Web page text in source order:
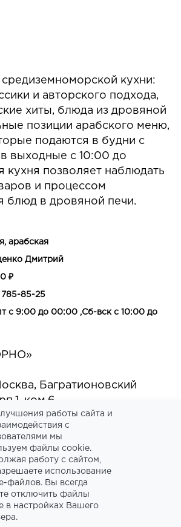
кухни:
и авторского подхода,
хиты, блюда из дровяной
позиции арабского меню,
подаются в будни с
выходные с 10:00 до
кухня позволяет наблюдать
и процессом
блюд в дровяной печи.
арабская
Дмитрий
₽
785-85-25
с 9:00 до 00:00 ,Сб-вск с 10:00 до
Багратионовский
ком.6
работы сайта и
с
мы
файлы cookie.
работу с сайтом,
использование
файлов. Вы всегда
отключить файлы
в настройках Вашего